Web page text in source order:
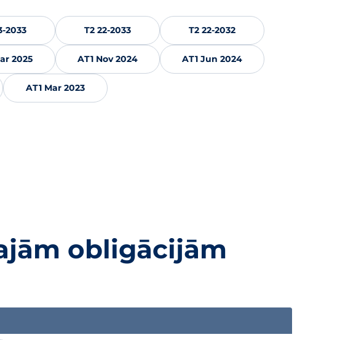
2033 T2 22-2033 T2 22-2032
2025 AT1 Nov 2024 AT1 Jun 2024
AT1 Mar 2023
obligācijām